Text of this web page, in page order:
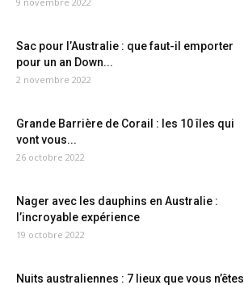
Sac pour l’Australie : que faut-il emporter
pour un an Down...
2 novembre 2022
Grande Barrière de Corail : les 10 îles qui
vont vous...
26 octobre 2022
Nager avec les dauphins en Australie :
l’incroyable expérience
19 octobre 2022
Nuits australiennes : 7 lieux que vous n’êtes